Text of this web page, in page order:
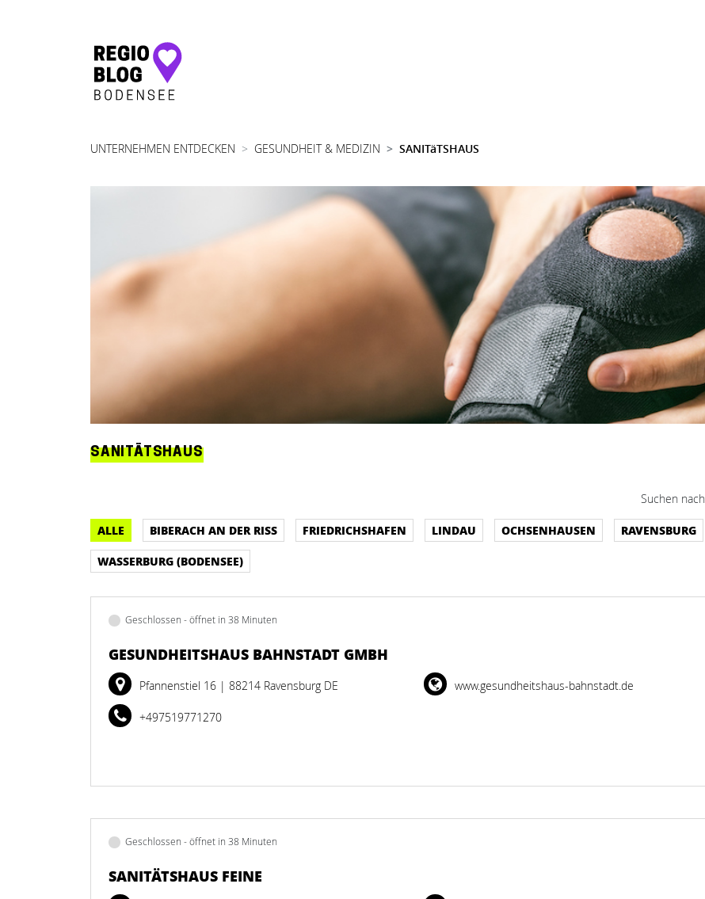
Hauptnavigation
UNTERNEHMEN ENTDECKEN GESUNDHEIT & MEDIZIN SANITäTSHAUS
SANITÄTSHAUS
Suchen nach
ALLE BIBERACH AN DER RISS FRIEDRICHSHAFEN LINDAU OCHSENHAUSEN RAVENSBURG
WASSERBURG (BODENSEE)
Geschlossen - öffnet in 38 Minuten
GESUNDHEITSHAUS BAHNSTADT GMBH
Pfannenstiel 16 | 88214 Ravensburg DE
+497519771270
www.gesundheitshaus-bahnstadt.de
Geschlossen - öffnet in 38 Minuten
SANITÄTSHAUS FEINE